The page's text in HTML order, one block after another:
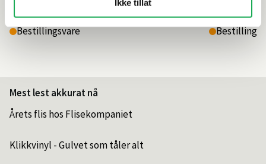
Ikke tillat
Bestillingsvare
Mest lest akkurat nå
Årets flis hos Flisekompaniet
Klikkvinyl - Gulvet som tåler alt